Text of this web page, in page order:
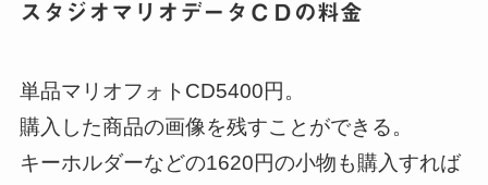
スタジオマリオデータＣＤの料金
単品マリオフォトCD5400円。
購入した商品の画像を残すことができる。
キーホルダーなどの1620円の小物も購入すれば